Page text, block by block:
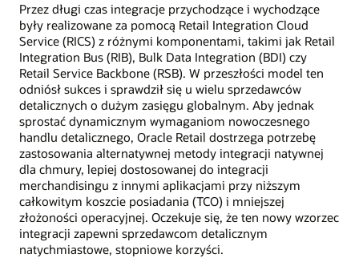
Przez długi czas integracje przychodzące i wychodzące
były realizowane za pomocą Retail Integration Cloud
Service (RICS) z różnymi komponentami, takimi jak Retail
Integration Bus (RIB), Bulk Data Integration (BDI) czy
Retail Service Backbone (RSB). W przeszłości model ten
odniósł sukces i sprawdził się u wielu sprzedawców
detalicznych o dużym zasięgu globalnym. Aby jednak
sprostać dynamicznym wymaganiom nowoczesnego
handlu detalicznego, Oracle Retail dostrzega potrzebę
zastosowania alternatywnej metody integracji natywnej
dla chmury, lepiej dostosowanej do integracji
merchandisingu z innymi aplikacjami przy niższym
całkowitym koszcie posiadania (TCO) i mniejszej
złożoności operacyjnej. Oczekuje się, że ten nowy wzorzec
integracji zapewni sprzedawcom detalicznym
natychmiastowe, stopniowe korzyści.